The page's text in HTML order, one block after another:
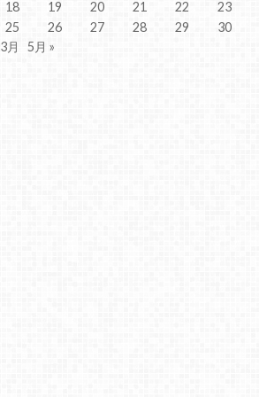
18 19 20 21 22 23
25
26 27 28 29
30
月
5月 »